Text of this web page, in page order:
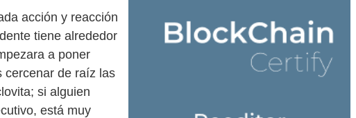
acción y reacción
tiene alrededor
a poner
cercenar de raíz las
si alguien
está muy